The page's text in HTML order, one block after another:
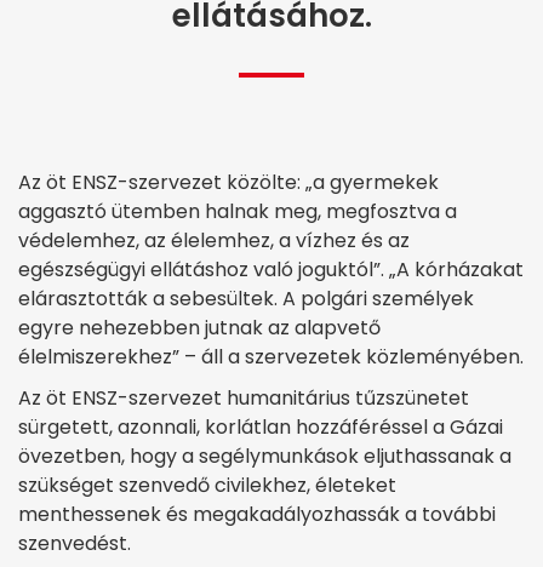
ellátásához.
Az öt ENSZ-szervezet közölte: „a gyermekek
aggasztó ütemben halnak meg, megfosztva a
védelemhez, az élelemhez, a vízhez és az
egészségügyi ellátáshoz való joguktól”. „A kórházakat
elárasztották a sebesültek. A polgári személyek
egyre nehezebben jutnak az alapvető
élelmiszerekhez” – áll a szervezetek közleményében.
Az öt ENSZ-szervezet humanitárius tűzszünetet
sürgetett, azonnali, korlátlan hozzáféréssel a Gázai
övezetben, hogy a segélymunkások eljuthassanak a
szükséget szenvedő civilekhez, életeket
menthessenek és megakadályozhassák a további
szenvedést.